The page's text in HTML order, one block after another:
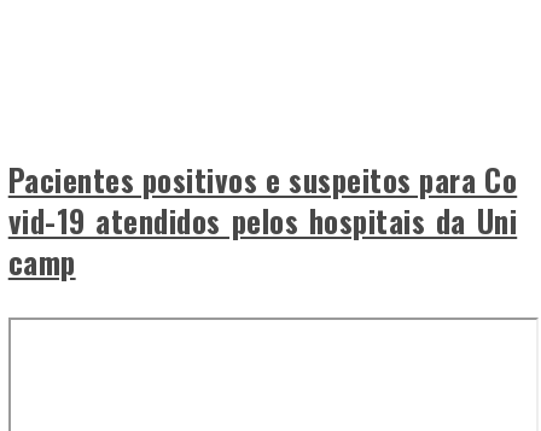
Pacientes positivos e suspeitos para Co
vid-19 atendidos pelos hospitais da Uni
camp